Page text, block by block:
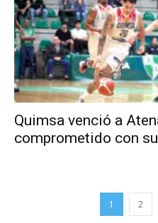
Quimsa venció a
comprometido con
1 2